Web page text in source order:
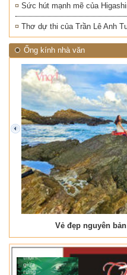
Sức hút mạnh mẽ của
Thơ dự thi của Trần Lê Anh
Ống kính nhà văn
Vẻ đẹp nguyên
prev